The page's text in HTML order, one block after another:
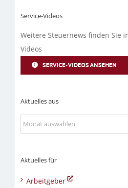
Service-Videos
Weitere Steuernews finden Sie
Videos
SERVICE-VIDEOS ANSEHEN
Aktuelles aus
Aktuelles
aus
Aktuelles für
Arbeitgeber